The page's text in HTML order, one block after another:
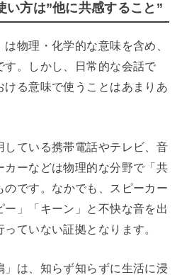
い方は”他に共感すること”
物理・化学的な意味を含め、
す。しかし、日常的な会話で
ける意味で使うことはあまりあ
している携帯電話やテレビ、音
カーなどは物理的な分野で「共
です。 なかでも、スピーカー
」「キーン」と不快な音を出
ていない証拠となります。
」は、知らず知らずに生活に浸